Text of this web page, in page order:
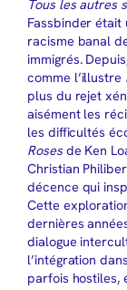
Tous les autres
Fassbinder était
racisme banal
immigrés.
comme l’illustre
plus du rejet
aisément les
les difficultés
Rosesde Ken
Christian
décence qui
Cette
dernières
dialogue
l’intégration
parfois hostiles,